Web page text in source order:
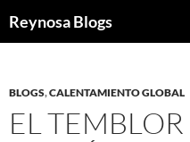
Reynosa Blogs
BLOGS,CALENTAMIENTO GLOBAL
EL